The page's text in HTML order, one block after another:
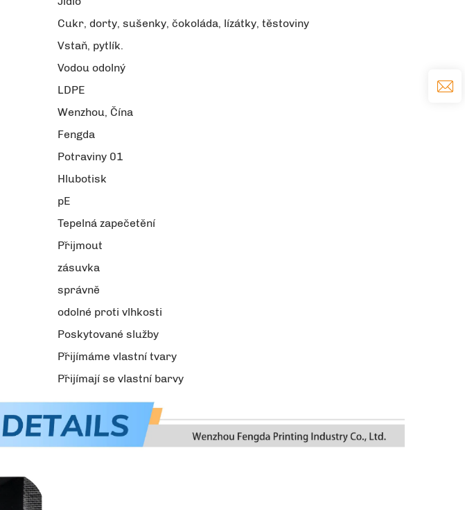
Cukr, dorty, sušenky, čokoláda, lízátky, těstoviny
Vstaň, pytlík.
Vodou odolný
LDPE
Wenzhou, Čína
Fengda
Potraviny 01
Hlubotisk
pE
Tepelná zapečetění
Přijmout
zásuvka
správně
odolné proti vlhkosti
Poskytované služby
Přijímáme vlastní tvary
Přijímají se vlastní barvy